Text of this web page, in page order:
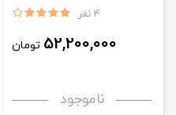
فلوتر دار (مدل TMR 50/4 F )
4 نفر
52,200,000 تومان
ناموجود